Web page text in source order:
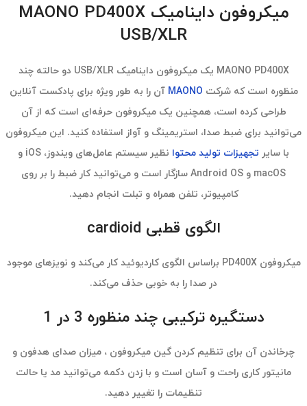
میکروفون داینامیک MAONO PD400X
USB/XLR
MAONO PD400X یک میکروفون داینامیک USB/XLR دو حالته چند
منظوره است که شرکت MAONO آن را به طور ویژه برای پادکست آنلاین
طراحی کرده است، همچنین یک میکروفون حرفه‌ای است که از آن
می‌توانید برای ضبط صدا، استریمینگ و آواز استفاده کنید. این میکروفون
با سایر تجهیزات تولید محتوا
نظیر سیستم عامل‌های ویندوز، iOS و
macOS و Android OS سازگار است و می‌توانید کار ضبط را بر روی
کامپیوتر، تلفن همراه و تبلت انجام دهید.
الگوی قطبی cardioid
میکروفون PD400X براساس الگوی کاردیوئید کار می‌کند و نویزهای موجود
در صدا را به خوبی حذف می‌کند.
دستگیره ترکیبی چند منظوره 3 در 1
چرخاندن آن برای تنظیم کردن گین میکروفون ، میزان صدای هدفون و
مانیتور کاری راحت و آسان است و با زدن دکمه می‌توانید مد یا حالت
تنظیمات را تغییر دهید.